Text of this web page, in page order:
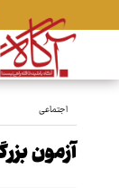
اجتماعی
آزمون بزرگ ۱۴ مگاپروژه برای عبور از